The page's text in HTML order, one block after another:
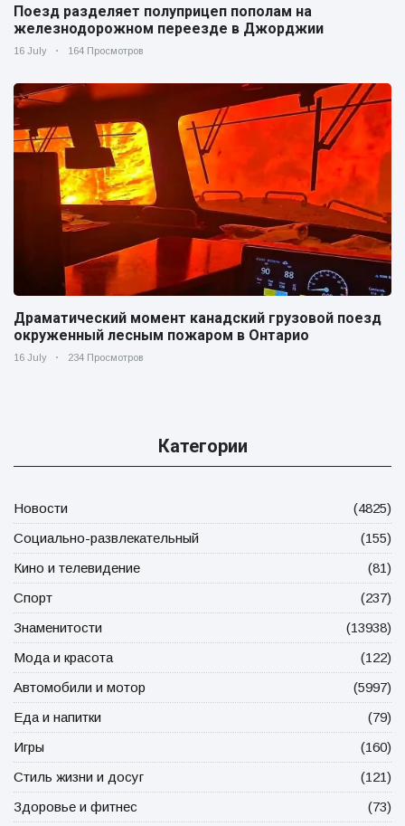
Поезд разделяет полуприцеп пополам на
железнодорожном переезде в Джорджии
16 July 164 Просмотров
Драматический момент канадский грузовой поезд
окруженный лесным пожаром в Онтарио
16 July 234 Просмотров
Категории
Новости
(4825)
Социально-развлекательный
(155)
Кино и телевидение
(81)
Спорт
(237)
Знаменитости
(13938)
Мода и красота
(122)
Автомобили и мотор
(5997)
Еда и напитки
(79)
Игры
(160)
Стиль жизни и досуг
(121)
Здоровье и фитнес
(73)